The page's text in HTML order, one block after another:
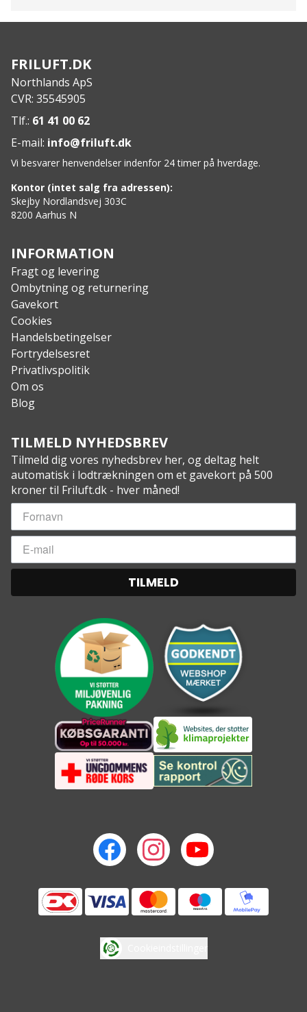
Forstærket hæl og tå for øget holdbarhed
Kompressionsbånd for støtte og øget
blodcirkulation
Specs:
Materiale: Uldblanding
FRILUFT.DK
Northlands ApS
CVR: 35545905
Tlf.: 61 41 00 62
E-mail: info@friluft.dk
Vi besvarer henvendelser indenfor 24 timer på hverdage.
Kontor (intet salg fra adressen):
Skejby Nordlandsvej 303C
8200 Aarhus N
INFORMATION
Fragt og levering
Ombytning og returnering
Gavekort
Cookies
Handelsbetingelser
Fortrydelsesret
Privatlivspolitik
Om os
Blog
TILMELD NYHEDSBREV
Tilmeld dig vores nyhedsbrev her, og deltag helt
automatisk i lodtrækningen om et gavekort på 500
kroner til Friluft.dk - hver måned!
TILMELD